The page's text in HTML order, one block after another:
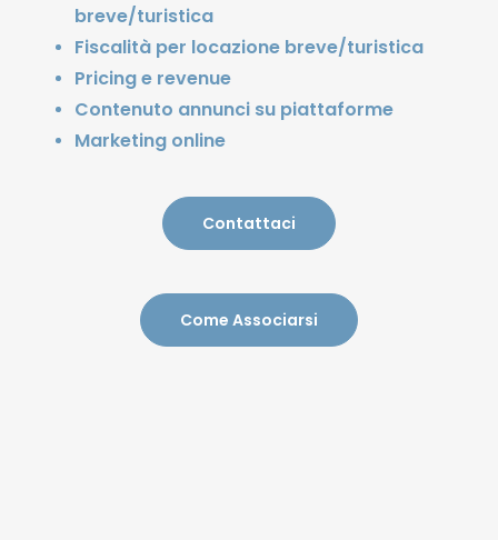
breve/turistica
Fiscalità per locazione breve/turistica
Pricing e revenue
Contenuto annunci su piattaforme
Marketing online
Contattaci
Come Associarsi